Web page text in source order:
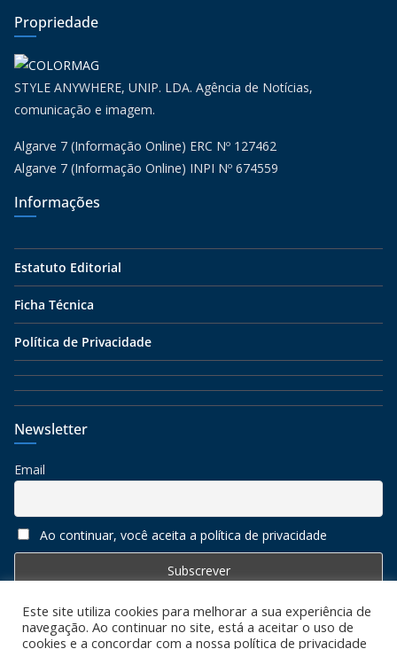
Propriedade
STYLE ANYWHERE, UNIP. LDA. Agência de Notícias,
comunicação e imagem.
Algarve 7 (Informação Online) ERC Nº 127462
Algarve 7 (Informação Online) INPI Nº 674559
Informações
Estatuto Editorial
Ficha Técnica
Política de Privacidade
Newsletter
Email
Ao continuar, você aceita a política de privacidade
Este site utiliza cookies para melhorar a sua experiência de
navegação. Ao continuar no site, está a aceitar o uso de
cookies e a concordar com a nossa política de privacidade